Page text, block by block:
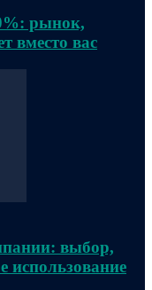
рынок,
вместо вас
выбор,
использование